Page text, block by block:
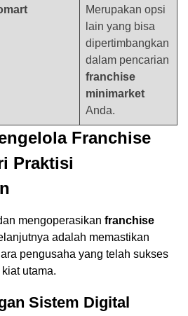
Merupakan opsi
lain yang bisa
dipertimbangkan
dalam pencarian
franchise
minimarket
Anda.
Franchise
Praktisi
mengoperasikan franchise
adalah memastikan
pengusaha yang telah sukses
utama.
Sistem Digital